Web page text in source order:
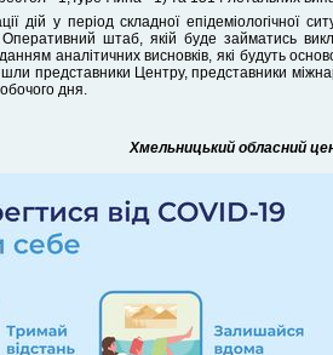
у період складної епідеміологічної
штаб, якій буде займатись
аналітичних висновків, які будуть
представники Центру, представники
дня.
Хмельницький обласний